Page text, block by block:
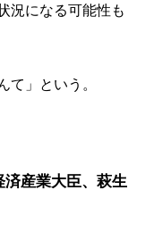
況になる可能性も
て」という。
産業大臣、萩生